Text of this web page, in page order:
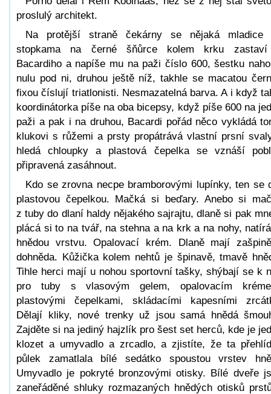
proslulý architekt.
Na protější straně čekárny se nějaká mladice
stopkama na černé šňůrce kolem krku
Bacardiho a napíše mu na paži číslo 600, šestku
nulu pod ni, druhou ještě níž, takhle se macatou
fixou číslují triatlonisti. Nesmazatelná barva. A i když
koordinátorka píše na oba bicepsy, když píše 600 na
paži a pak i na druhou, Bacardi pořád něco vykládá
klukovi s růžemi a prsty propátrává vlastní prsní
hledá chloupky a plastová čepelka se vznáší
připravená zasáhnout.
Kdo se zrovna necpe bramborovými lupínky, ten se
plastovou čepelkou. Mačká si beďary. Anebo si
z tuby do dlaní haldy nějakého sajrajtu, dlaně si pak
plácá si to na tvář, na stehna a na krk a na nohy,
hnědou vrstvu. Opalovací krém. Dlaně mají
dohněda. Kůžička kolem nehtů je špinavě, tmavě
Tihle herci mají u nohou sportovní tašky, shýbají se k
pro tuby s vlasovým gelem, opalovacím
plastovými čepelkami, skládacími kapesními
Dělají kliky, nové trenky už jsou samá hnědá
Zajděte si na jediný hajzlík pro šest set herců, kde je
klozet a umyvadlo a zrcadlo, a zjistíte, že ta
půlek zamatlala bílé sedátko spoustou vrstev
Umyvadlo je pokryté bronzovými otisky. Bílé dveře
zaneřáděné shluky rozmazaných hnědých otisků